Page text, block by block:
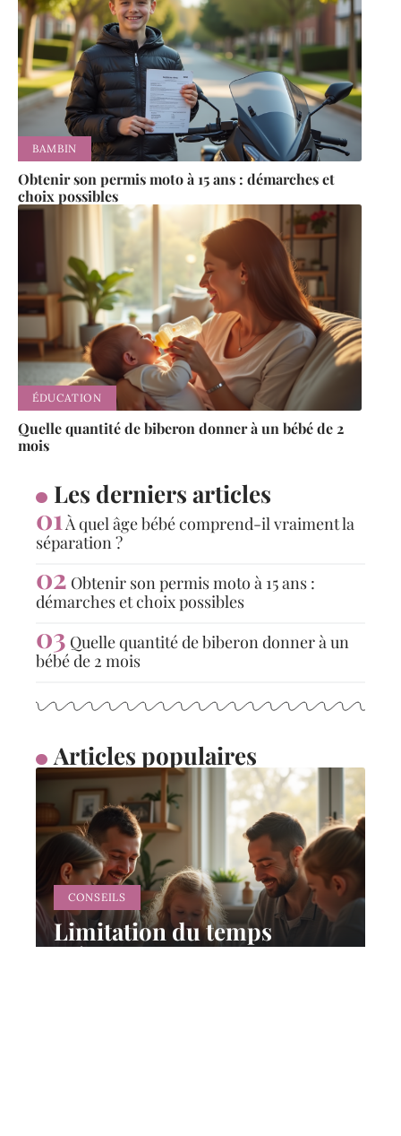
BAMBIN
Obtenir son permis moto à 15 ans : démarches et
choix possibles
ÉDUCATION
Quelle quantité de biberon donner à un bébé de 2
mois
Les derniers articles
À quel âge bébé comprend-il vraiment la
séparation ?
Obtenir son permis moto à 15 ans :
démarches et choix possibles
Quelle quantité de biberon donner à un
bébé de 2 mois
Articles populaires
CONSEILS
Limitation du temps
d’écran chez les enfants :